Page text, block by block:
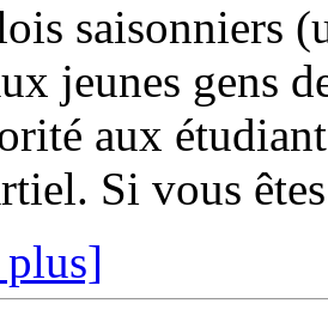
saisonniers
jeunes gens
aux
Si vous